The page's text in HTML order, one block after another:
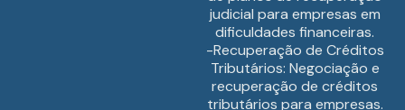
judicial para empresas em
dificuldades financeiras.
-Recuperação de Créditos
Tributários: Negociação e
recuperação de créditos
tributários para empresas.